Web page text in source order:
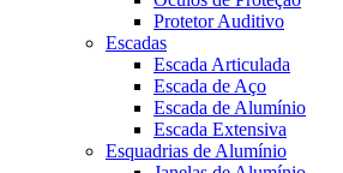
Protetor Auditivo
Escadas
Escada Articulada
Escada de Aço
Escada de Alumínio
Escada Extensiva
Esquadrias de Alumínio